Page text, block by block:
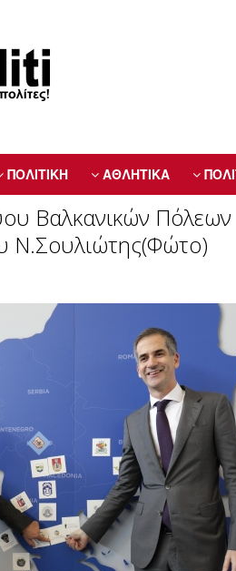
ΠΟΛΙΤΙΚΗ ΑΘΛΗΤΙΚΑ
Βαλκανικών
Ν.Σουλιώτης(Φώτο)